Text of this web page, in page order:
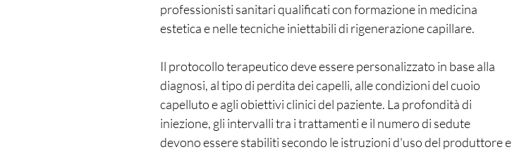
professionisti sanitari qualificati con formazione in medicina
estetica e nelle tecniche iniettabili di rigenerazione capillare.
Il protocollo terapeutico deve essere personalizzato in base alla
diagnosi, al tipo di perdita dei capelli, alle condizioni del cuoio
capelluto e agli obiettivi clinici del paziente. La profondità di
iniezione, gli intervalli tra i trattamenti e il numero di sedute
devono essere stabiliti secondo le istruzioni d'uso del produttore e